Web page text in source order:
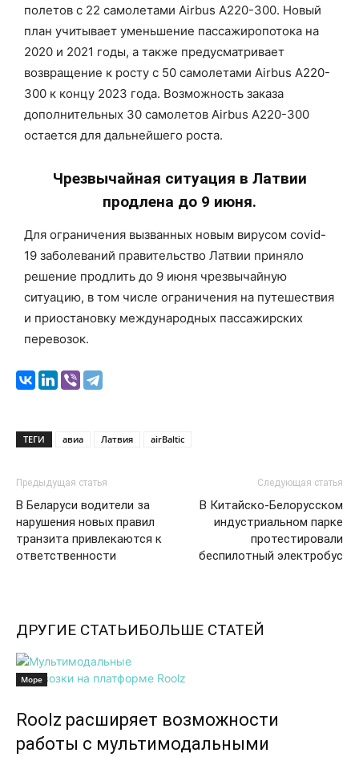
полетов с 22 самолетами Airbus A220-300. Новый
план учитывает уменьшение пассажиропотока на
2020 и 2021 годы, а также предусматривает
возвращение к росту с 50 самолетами Airbus A220-
300 к концу 2023 года. Возможность заказа
дополнительных 30 самолетов Airbus A220-300
остается для дальнейшего роста.
Чрезвычайная ситуация в Латвии
продлена до 9 июня.
Для ограничения вызванных новым вирусом covid-
19 заболеваний правительство Латвии приняло
решение продлить до 9 июня чрезвычайную
ситуацию, в том числе ограничения на путешествия
и приостановку международных пассажирских
перевозок.
ТЕГИ авиа Латвия airBaltic
Предыдущая статья
В Беларуси водители за
нарушения новых правил
транзита привлекаются к
ответственности
Следующая статья
В Китайско-Белорусском
индустриальном парке
протестировали
беспилотный электробус
ДРУГИЕ СТАТЬИБОЛЬШЕ СТАТЕЙ
Море
Roolz расширяет возможности
работы с мультимодальными